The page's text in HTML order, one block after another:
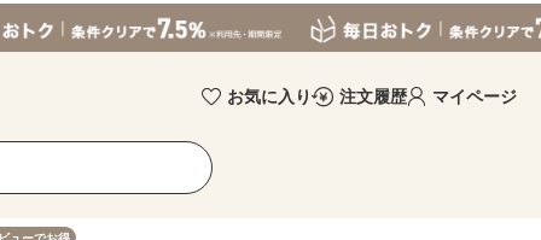
お気に入り 注文履歴 マイページ